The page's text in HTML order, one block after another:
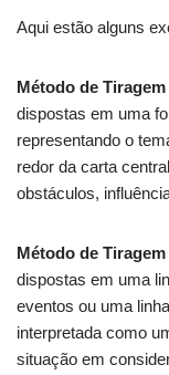
Aqui estão alguns
Método de
dispostas em uma
representando o
redor da carta
obstáculos,
Método de
dispostas em uma
eventos ou uma
interpretada como
situação em